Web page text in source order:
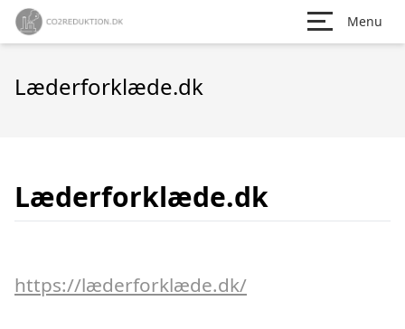
Menu
Læderforklæde.dk
Læderforklæde.dk
https://læderforklæde.dk/